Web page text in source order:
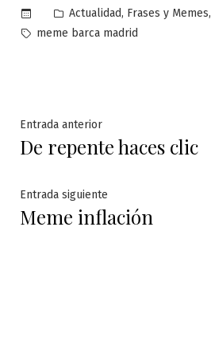
Publicado
en
Actualidad, Frases y Memes,
Etiquetas:
meme barca madrid
Navegación
de
entradas
Entrada anteriorEntrada
anterior:
De repente haces clic
Entrada siguiente
siguiente:
Meme inflación